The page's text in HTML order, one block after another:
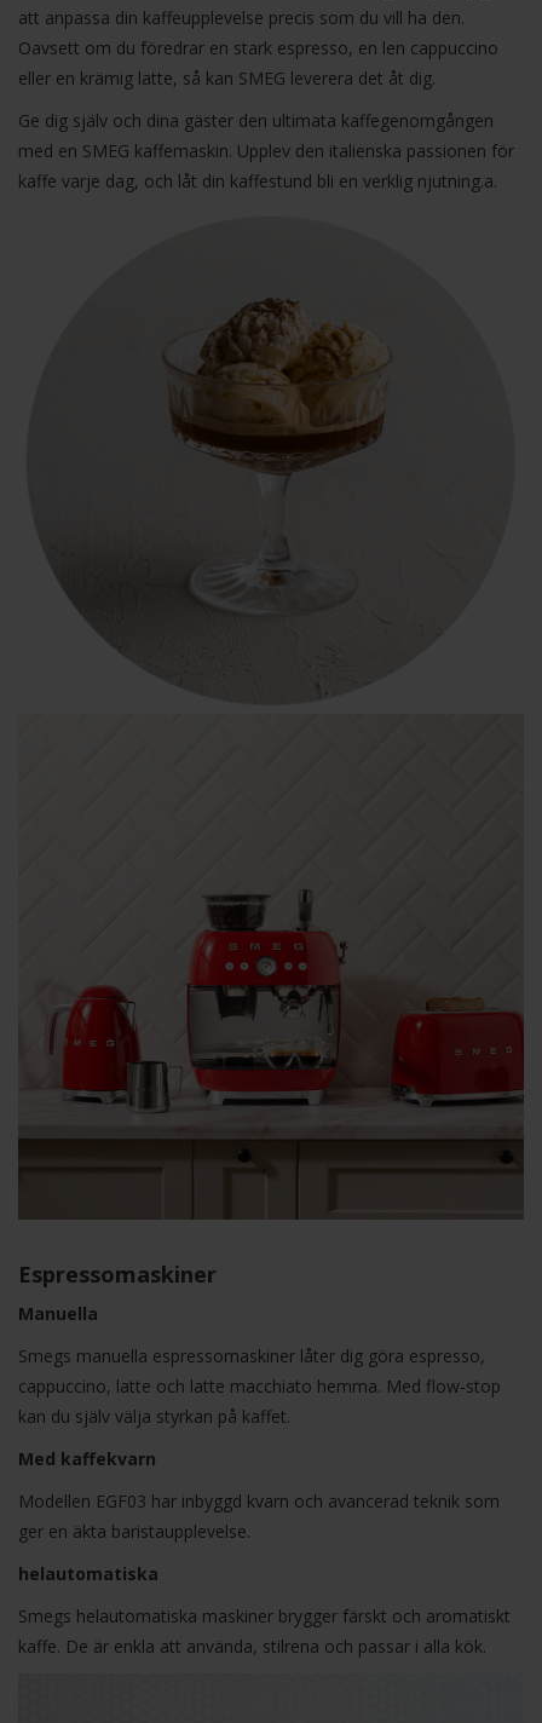
att anpassa din kaffeupplevelse precis som du vill ha den.
Oavsett om du föredrar en stark espresso, en len cappuccino
eller en krämig latte, så kan SMEG leverera det åt dig.
Ge dig själv och dina gäster den ultimata kaffegenomgången
med en SMEG kaffemaskin. Upplev den italienska passionen för
kaffe varje dag, och låt din kaffestund bli en verklig njutning.a.
Espressomaskiner
Manuella
Smegs manuella espressomaskiner låter dig göra espresso,
cappuccino, latte och latte macchiato hemma. Med flow-stop
kan du själv välja styrkan på kaffet.
Med kaffekvarn
Modellen EGF03 har inbyggd kvarn och avancerad teknik som
ger en äkta baristaupplevelse.
helautomatiska
Smegs helautomatiska maskiner brygger färskt och aromatiskt
kaffe. De är enkla att använda, stilrena och passar i alla kök.